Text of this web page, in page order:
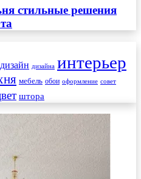
стильные решения
дизайн дизайна интерьер
мебель обои оформление совет
штора